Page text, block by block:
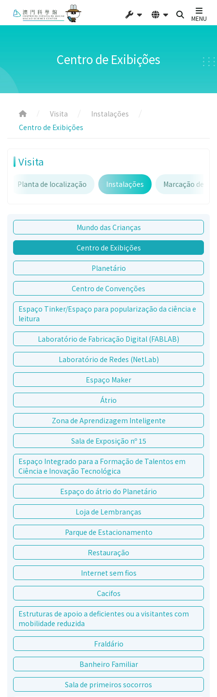
MENU
Centro de Exibições
Visita
Instalações
Centro de Exibições
Visita
Planta de localização Instalações Marcação de
Mundo das Crianças
Centro de Exibições
Planetário
Centro de Convenções
Espaço Tinker/Espaço para popularização da ciência e
leitura
Laboratório de Fabricação Digital (FABLAB)
Laboratório de Redes (NetLab)
Espaço Maker
Átrio
Zona de Aprendizagem Inteligente
Sala de Exposição nº 15
Espaço Integrado para a Formação de Talentos em
Ciência e Inovação Tecnológica
Espaço do átrio do Planetário
Loja de Lembranças
Parque de Estacionamento
Restauração
Internet sem fios
Cacifos
Estruturas de apoio a deficientes ou a visitantes com
mobilidade reduzida
Fraldário
Banheiro Familiar
Sala de primeiros socorros